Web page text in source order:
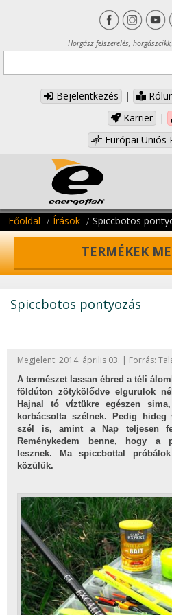
Horgász felszerelés,
Bejelentkezés |
Karrier
|
Európai Uniós
Főoldal Írások Spiccbotos
TERMÉKEK
Spiccbotos pontyozás
Megjelent: 2014. április 03. | Forrás:
A természet lassan ébred a téli
földúton zötykölődve elgurulok
Hajnal tó víztükre egészen
korbácsolta szélnek. Pedig
szél is, amint a Nap teljesen
Reménykedem benne, hogy a
lesznek. Ma spiccbottal
közülük.